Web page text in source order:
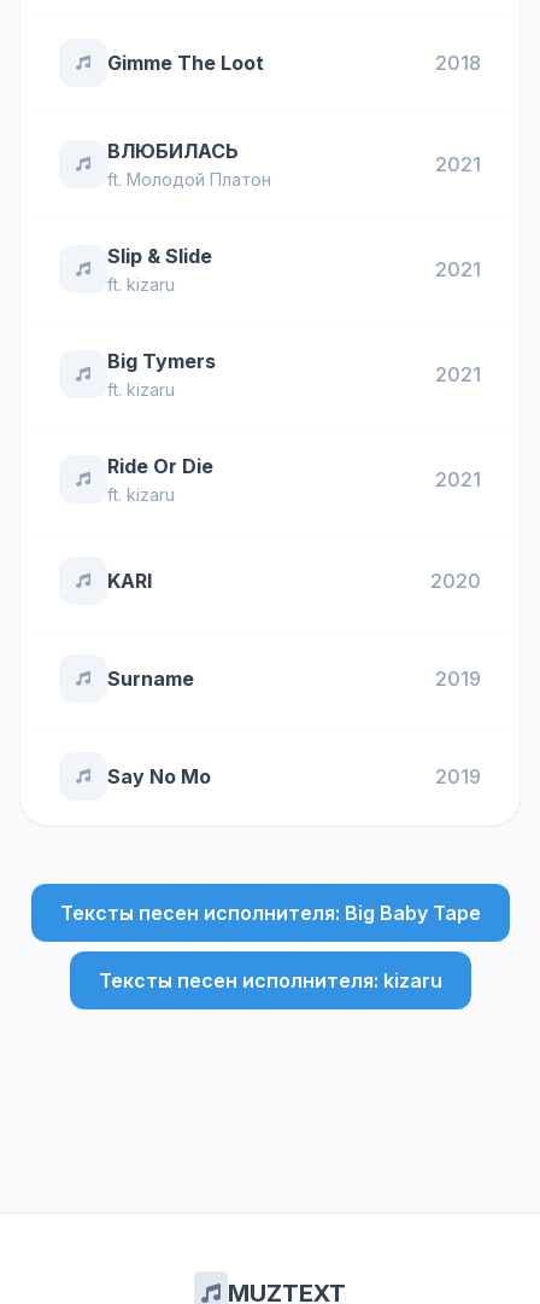
Gimme The Loot 2018
ВЛЮБИЛАСЬ
ft. Молодой Платон
2021
Slip & Slide
ft. kizaru
2021
Big Tymers
ft. kizaru
2021
Ride Or Die
ft. kizaru
2021
KARI 2020
Surname 2019
Say No Mo 2019
Тексты песен исполнителя: Big Baby Tape
Тексты песен исполнителя: kizaru
MUZTEXT